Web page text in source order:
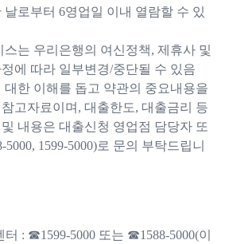
날로부터 6영업일 이내 열람할 수 있
스는 우리은행의 여신정책, 제휴사 및
에 따라 일부변경/중단될 수 있음
대한 이해를 돕고 약관의 중요내용을
고자료이며, 대출한도, 대출금리 등
내용은 대출신청 영업점 담당자 또
5000, 1599-5000)로 문의 부탁드립니
: ☎1599-5000 또는 ☎1588-5000(이